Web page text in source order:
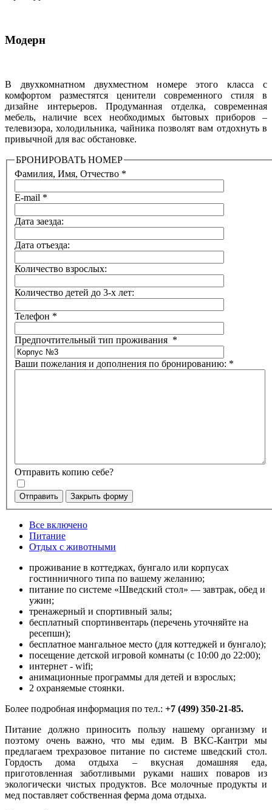
Модерн
В двухкомнатном двухместном номере этого класса с
комфортом разместятся ценители современного стиля в
дизайне интерьеров. Продуманная отделка, современная
мебель, наличие всех необходимых бытовых приборов –
телевизора, холодильника, чайника позволят вам отдохнуть в
привычной для вас обстановке.
БРОНИРОВАТЬ НОМЕР
Фамилия, Имя, Отчество *
E-mail *
Дата заезда:
Дата отъезда:
Количество взрослых:
Количество детей до 3-х лет:
Телефон *
Предпочтительный тип проживания *
Ваши пожелания и дополнения по бронированию: *
Отправить копию себе?
Отправить Закрыть форму
Все включено
Питание
Отдых с животными
проживание в коттеджах, бунгало или корпусах
гостинничного типа по вашему желанию;
питание по системе «Шведский стол» — завтрак, обед и
ужин;
тренажерный и спортивный залы;
бесплатный спортинвентарь (перечень уточняйте на
ресепшн);
бесплатное мангальное место (для коттеджей и бунгало);
посещение детской игровой комнаты (с 10:00 до 22:00);
интернет - wifi;
анимационные программы для детей и взрослых;
2 охраняемые стоянки.
Более подробная информация по тел.: +7 (499) 350-21-85.
Питание должно приносить пользу нашему организму и
поэтому очень важно, что мы едим. В ВКС-Кантри мы
предлагаем трехразовое питание по системе шведский стол.
Гордость дома отдыха – вкусная домашняя еда,
приготовленная заботливыми руками наших поваров из
экологически чистых продуктов. Все молочные продукты и
мед поставляет собственная ферма дома отдыха.